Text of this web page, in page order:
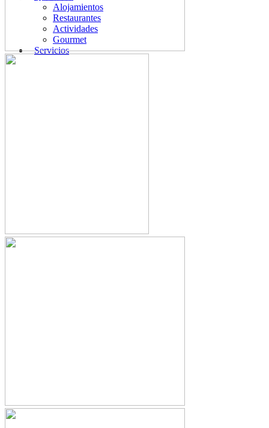
Alojamientos
Restaurantes
Actividades
Gourmet
Servicios